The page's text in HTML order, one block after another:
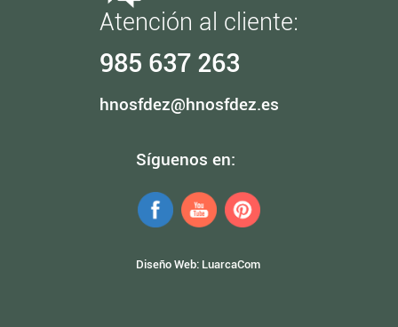
Atención al cliente:
985 637 263
hnosfdez@hnosfdez.es
Síguenos en:
Diseño Web: LuarcaCom